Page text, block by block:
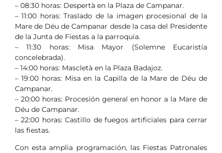
– 08:30 horas: Despertà en la Plaza de Campanar.
– 11:00 horas: Traslado de la imagen procesional de la
Mare de Déu de Campanar desde la casa del Presidente
de la Junta de Fiestas a la parroquia.
– 11:30 horas: Misa Mayor (Solemne Eucaristía
concelebrada).
– 14:00 horas: Mascletà en la Plaza Badajoz.
– 19:00 horas: Misa en la Capilla de la Mare de Déu de
Campanar.
– 20:00 horas: Procesión general en honor a la Mare de
Déu de Campanar.
– 22:00 horas: Castillo de fuegos artificiales para cerrar
las fiestas.
Con esta amplia programación, las Fiestas Patronales